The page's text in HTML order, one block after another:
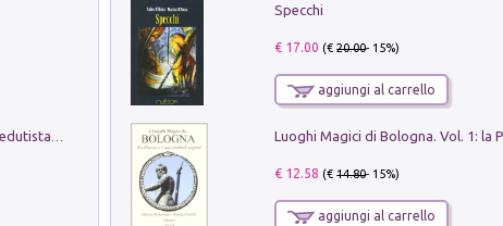
Pietro Bellotti Detto Canaletty. Un Vedutista Veneziano nella Francia dell'Ancien Régime
Specchi
€ 17.00 (€20.00- 15%)
aggiungi al carrello
€ 12.58 (€14.80- 15%)
aggiungi al carrello